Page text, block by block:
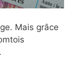
Mais grâce